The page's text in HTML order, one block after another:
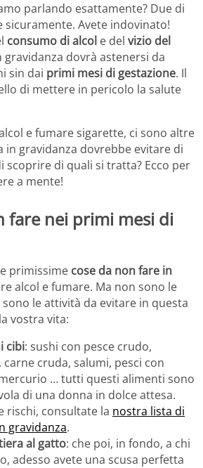
parlando esattamente? Due di
sicuramente. Avete indovinato!
consumo di alcol e del vizio del
gravidanza dovrà astenersi da
sin dai primi mesi di gestazione. Il
di mettere in pericolo la salute
e fumare sigarette, ci sono altre
in gravidanza dovrebbe evitare di
scoprire di quali si tratta? Ecco per
a mente!
fare nei primi mesi di
primissime cose da non fare in
alcol e fumare. Ma non sono le
le attività da evitare in questa
vostra vita:
cibi: sushi con pesce crudo,
carne cruda, salumi, pesci con
… tutti questi alimenti sono
di una donna in dolce attesa.
rischi, consultate la nostra lista di
gravidanza.
al gatto: che poi, in fondo, a chi
adesso avete una scusa perfetta